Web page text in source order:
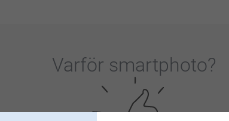
Varför smartphoto?